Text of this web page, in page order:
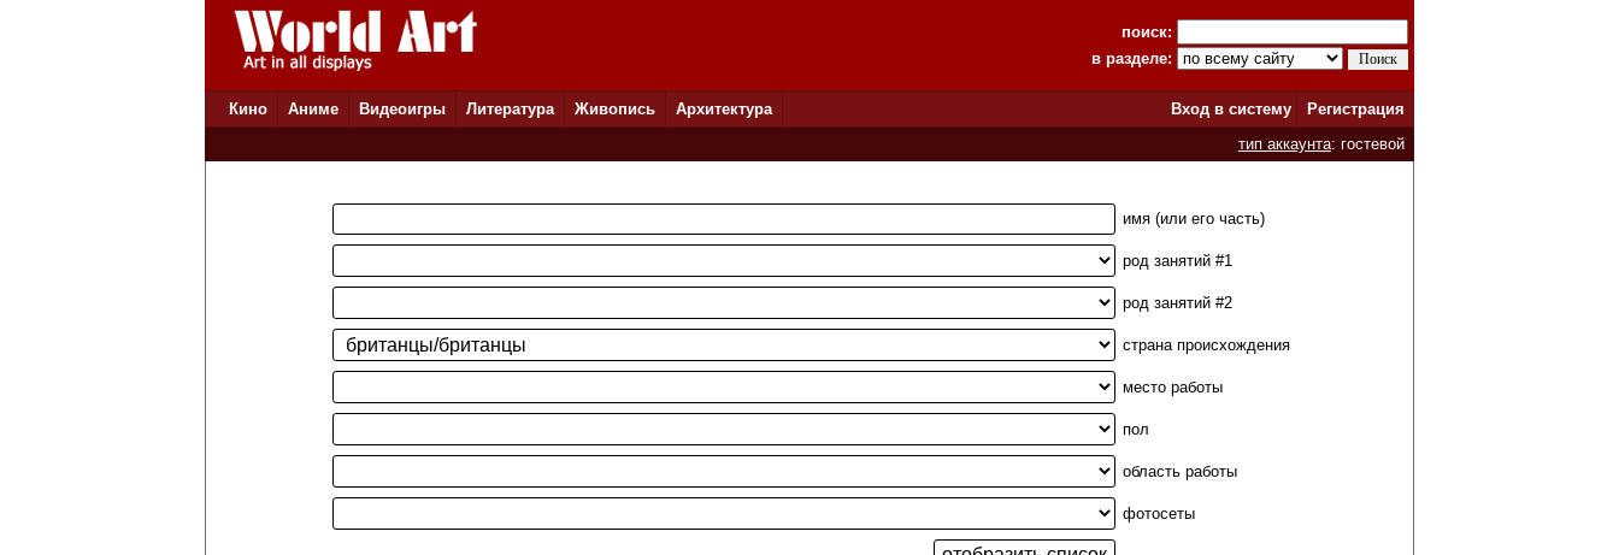
поиск:
в разделе:
Кино Аниме Видеоигры Литература Живопись Архитектура Вход в систему
Регистрация
тип аккаунта: гостевой
имя (или его часть)
род занятий #1
род занятий #2
страна происхождения
место работы
пол
область работы
фотосеты